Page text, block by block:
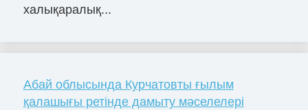
халықаралық...
Абай облысында Курчатовты ғылым
қалашығы ретінде дамыту мәселелері